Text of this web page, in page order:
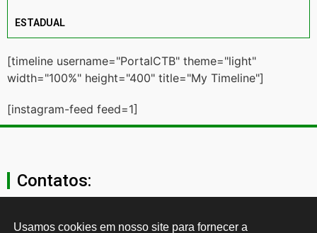
ESTADUAL
[timeline username="PortalCTB" theme="light"
width="100%" height="400" title="My Timeline"]
[instagram-feed feed=1]
Contatos:
secgeral@ctb.org.br
Usamos cookies em nosso site para fornecer a